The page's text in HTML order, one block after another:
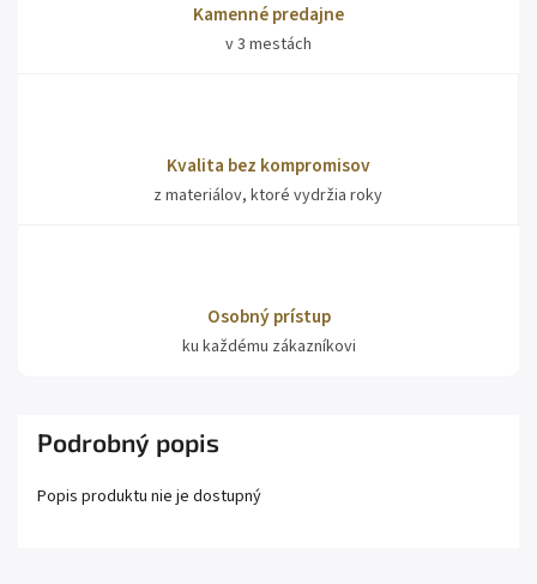
Kamenné predajne
v 3 mestách
Kvalita bez kompromisov
z materiálov, ktoré vydržia roky
Osobný prístup
ku každému zákazníkovi
Podrobný popis
Popis produktu nie je dostupný